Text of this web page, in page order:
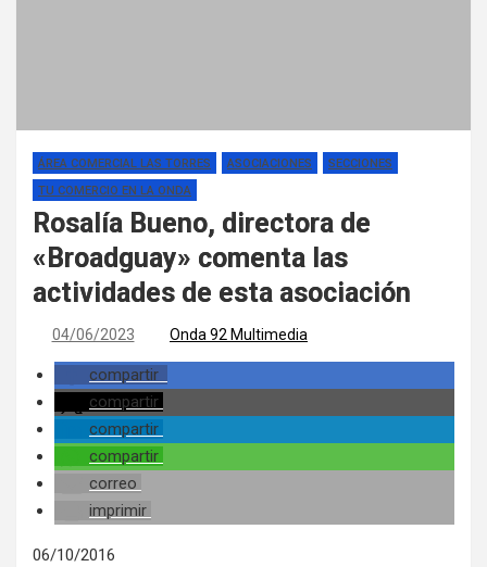
ÁREA COMERCIAL LAS TORRES ASOCIACIONES
SECCIONES
TU COMERCIO EN LA ONDA
Rosalía Bueno, directora de
«Broadguay» comenta las
actividades de esta asociación
04/06/2023 Onda 92 Multimedia
compartir
compartir
compartir
compartir
correo
imprimir
06/10/2016